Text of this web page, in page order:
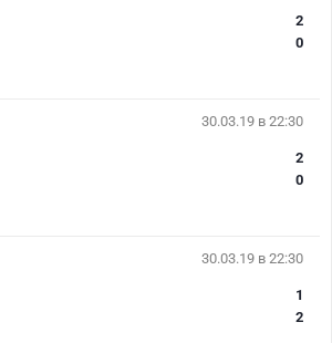
2
0
30.03.19 в 22:30
2
0
30.03.19 в 22:30
1
2